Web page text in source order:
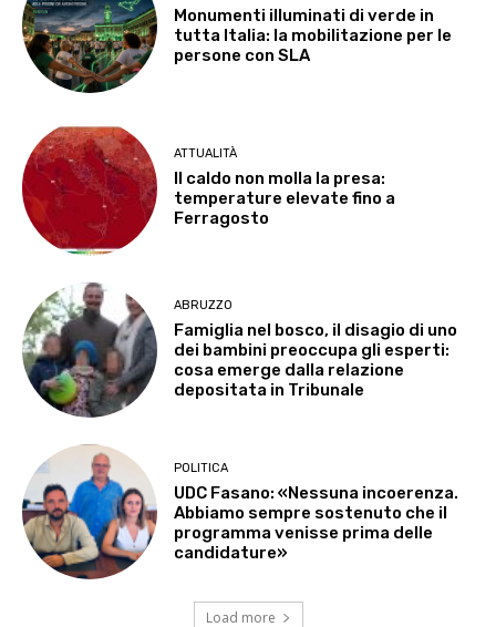
Monumenti illuminati di verde in
tutta Italia: la mobilitazione per le
persone con SLA
ATTUALITÀ
Il caldo non molla la presa:
temperature elevate fino a
Ferragosto
ABRUZZO
Famiglia nel bosco, il disagio di uno
dei bambini preoccupa gli esperti:
cosa emerge dalla relazione
depositata in Tribunale
POLITICA
UDC Fasano: «Nessuna incoerenza.
Abbiamo sempre sostenuto che il
programma venisse prima delle
candidature»
Load more